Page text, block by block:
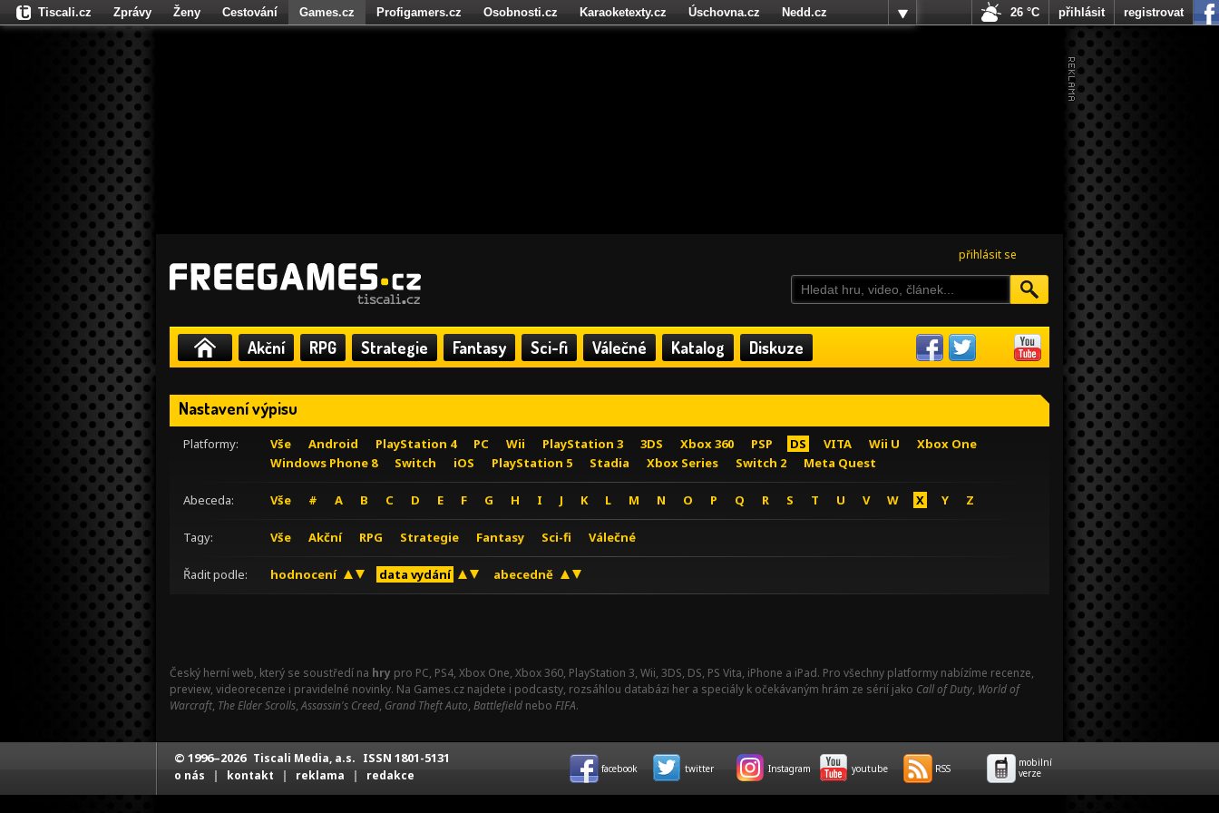
přihlásit se
Akční RPG Strategie Fantasy Sci-fi Válečné Katalog Diskuze
Nastavení výpisu
Platformy: Vše Android PlayStation 4 PC Wii PlayStation 3 3DS Xbox 360 PSP DS VITA Wii U
Xbox One
Windows Phone 8
Switch iOS PlayStation 5 Stadia Xbox Series Switch 2 Meta Quest
Abeceda: Vše # A B C D E F G H I J K L M N O P Q R S T U V W X Y Z
Tagy: Vše Akční RPG Strategie Fantasy Sci-fi Válečné
Řadit podle: hodnocení data vydání abecedně
Český herní web, který se soustředí na hry pro PC, PS4, Xbox One, Xbox 360, PlayStation 3, Wii, 3DS, DS, PS Vita, iPhone a iPad. Pro všechny platformy nabízíme recenze,
preview, videorecenze i pravidelné novinky. Na Games.cz najdete i podcasty, rozsáhlou databázi her a speciály k očekávaným hrám ze sérií jako Call of Duty, World of
Warcraft, The Elder Scrolls,Assassin's Creed, Grand Theft Auto, Battlefield nebo FIFA.
Tiscali.cz Zprávy Ženy Cestování Games.cz Profigamers.cz Osobnosti.cz Karaoketexty.cz Úschovna.cz
Nedd.cz
Fights.cz
26 °C přihlásit registrovat
© 1996–2026 Tiscali Media, a.s. ISSN 1801-5131
o nás | kontakt | reklama | redakce facebook twitter Instagram youtube RSS
mobilní
verze